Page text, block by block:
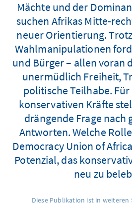
Mächte und der
suchen Afrikas Mitte-
neuer Orientierung.
Wahlmanipulationen
und Bürger – allen voran
unermüdlich Freiheit,
politische Teilhabe.
konservativen Kräfte
drängende Frage
Antworten. Welche
Democracy Union of
Potenzial, das
neu zu
Diese Publikation ist in weiteren